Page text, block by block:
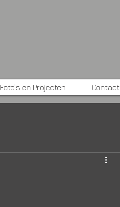
Foto's en Projecten Contact